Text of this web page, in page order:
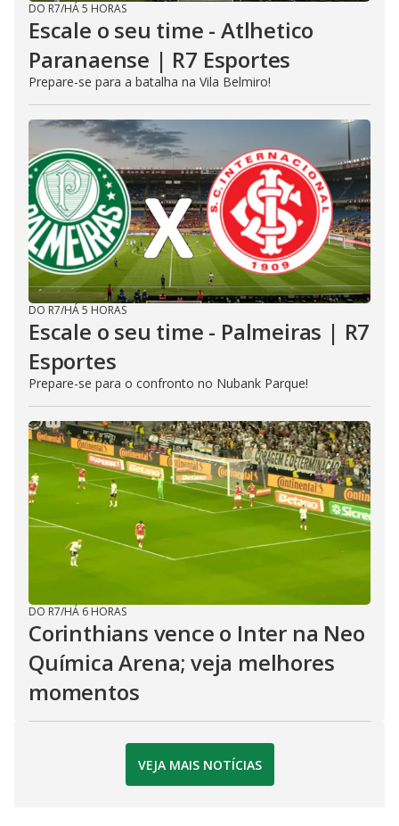
DO R7/HÁ 5 HORAS
Escale o seu time - Atlhetico
Paranaense | R7 Esportes
Prepare-se para a batalha na Vila Belmiro!
DO R7/HÁ 5 HORAS
Escale o seu time - Palmeiras | R7
Esportes
Prepare-se para o confronto no Nubank Parque!
DO R7/HÁ 6 HORAS
Corinthians vence o Inter na Neo
Química Arena; veja melhores
momentos
VEJA MAIS NOTÍCIAS